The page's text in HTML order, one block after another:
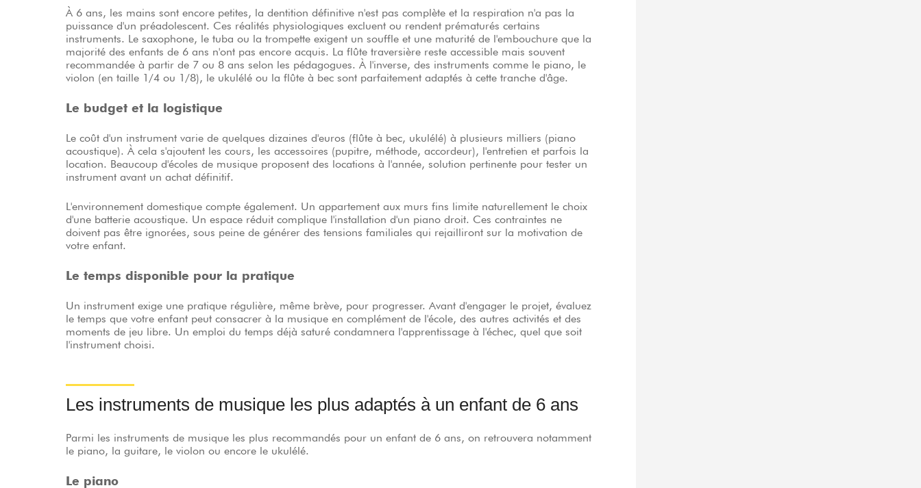
À 6 ans, les mains sont encore petites, la dentition définitive n'est pas complète et la respiration n'a pas la
puissance d'un préadolescent. Ces réalités physiologiques excluent ou rendent prématurés certains
instruments. Le saxophone, le tuba ou la trompette exigent un souffle et une maturité de l'embouchure que la
majorité des enfants de 6 ans n'ont pas encore acquis. La flûte traversière reste accessible mais souvent
recommandée à partir de 7 ou 8 ans selon les pédagogues. À l'inverse, des instruments comme le piano, le
violon (en taille 1/4 ou 1/8), le ukulélé ou la flûte à bec sont parfaitement adaptés à cette tranche d'âge.
Le budget et la logistique
Le coût d'un instrument varie de quelques dizaines d'euros (flûte à bec, ukulélé) à plusieurs milliers (piano
acoustique). À cela s'ajoutent les cours, les accessoires (pupitre, méthode, accordeur), l'entretien et parfois la
location. Beaucoup d'écoles de musique proposent des locations à l'année, solution pertinente pour tester un
instrument avant un achat définitif.
L'environnement domestique compte également. Un appartement aux murs fins limite naturellement le choix
d'une batterie acoustique. Un espace réduit complique l'installation d'un piano droit. Ces contraintes ne
doivent pas être ignorées, sous peine de générer des tensions familiales qui rejailliront sur la motivation de
votre enfant.
Le temps disponible pour la pratique
Un instrument exige une pratique régulière, même brève, pour progresser. Avant d'engager le projet, évaluez
le temps que votre enfant peut consacrer à la musique en complément de l'école, des autres activités et des
moments de jeu libre. Un emploi du temps déjà saturé condamnera l'apprentissage à l'échec, quel que soit
l'instrument choisi.
Les instruments de musique les plus adaptés à un enfant de 6 ans
Parmi les instruments de musique les plus recommandés pour un enfant de 6 ans, on retrouvera notamment
le piano, la guitare, le violon ou encore le ukulélé.
Le piano